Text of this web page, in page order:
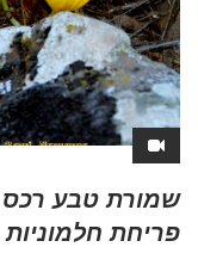
שמורת טבע רכס
פריחת חלמוניות